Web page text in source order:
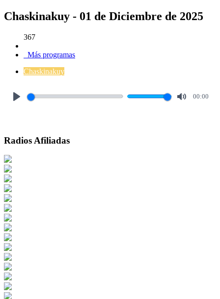
Chaskinakuy - 01 de Diciembre de 2025
367
Más programas
Chaskinakuy
00:00
Radios Afiliadas